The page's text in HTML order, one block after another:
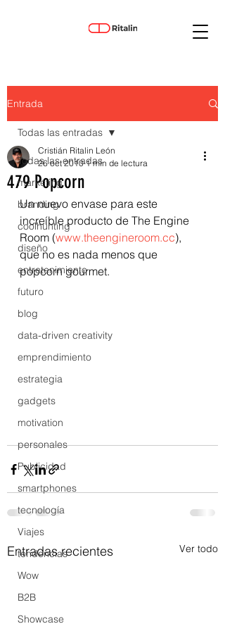
Entrada
Todas las entradas
marketing
branding
coolhunting
diseño
entretenimiento
futuro
blog
data-driven creativity
emprendimiento
estrategia
gadgets
motivation
personales
Publicidad
smartphones
tecnología
Viajes
tendencias
Wow
B2B
Showcase
Todas las entradas
479 Popcorn
Cristián Ritalin León
26 oct 2010 1 min de lectura
Un nuevo envase para este
increíble producto de The Engine
Room (www.theengineroom.cc),
que no es nada menos que
popcorn gourmet.
Entradas recientes Ver todo